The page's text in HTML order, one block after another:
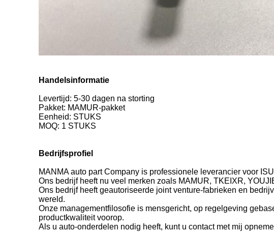
Handelsinformatie
Levertijd: 5-30 dagen na storting
Pakket: MAMUR-pakket
Eenheid: STUKS
MOQ: 1 STUKS
Bedrijfsprofiel
MANMA auto part Company is professionele leverancier voor
Ons bedrijf heeft nu veel merken zoals MAMUR, TKEIXR,
Ons bedrijf heeft geautoriseerde joint venture-fabrieken en
wereld.
Onze managementfilosofie is mensgericht, op regelgeving
productkwaliteit voorop.
Als u auto-onderdelen nodig heeft, kunt u contact met mij